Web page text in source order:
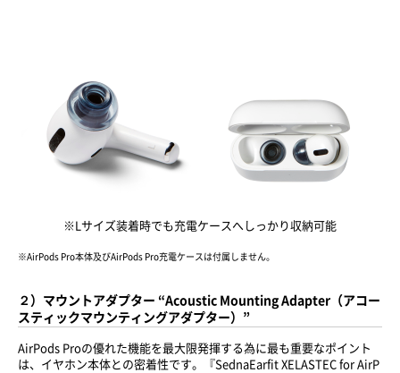
※Lサイズ装着時でも充電ケースへしっかり収納可能
※AirPods Pro本体及びAirPods Pro充電ケースは付属しません。
２）マウントアダプター “Acoustic Mounting Adapter（アコー
スティックマウンティングアダプター）”
AirPods Proの優れた機能を最大限発揮する為に最も重要なポイント
は、イヤホン本体との密着性です。『SednaEarfit XELASTEC for AirP